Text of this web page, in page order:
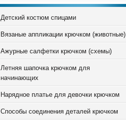
Детский костюм спицами
Вязаные аппликации крючком (животные)
Ажурные салфетки крючком (схемы)
Летняя шапочка крючком для
начинающих
Нарядное платье для девочки крючком
Способы соединения деталей крючком